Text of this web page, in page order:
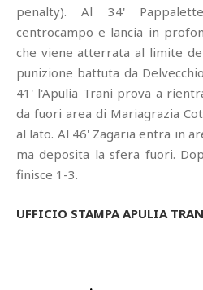
penalty). Al 34'
centrocampo e lancia in
che viene atterrata al limite
punizione battuta da
41' l'Apulia Trani prova a
da fuori area di Mariagrazia
al lato. Al 46' Zagaria entra in
ma deposita la sfera fuori.
finisce 1-3.
UFFICIO STAMPA APULIA